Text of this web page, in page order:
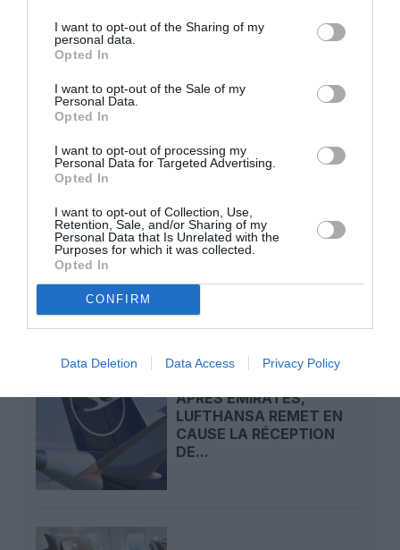
I want to opt-out of the Sharing of my
personal data.
Opted In
I want to opt-out of the Sale of my
Personal Data.
Opted In
I want to opt-out of processing my
Personal Data for Targeted Advertising.
Opted In
I want to opt-out of Collection, Use,
Retention, Sale, and/or Sharing of my
Personal Data that Is Unrelated with the
Purposes for which it was collected.
Opted In
CONFIRM
Data Deletion Data Access Privacy Policy
SERGE13a commenté l'article :
Flynas ouvre une ligne directe entre Médine et
Yahman971
a commenté l'article :
Le ciel n’a jamais été aussi chargé : record de 153 359
vols commerciaux le 23 juillet 2026
duty-free hors taxes lufthansa
APRÈS EMIRATES,
LUFTHANSA REMET EN
CAUSE LA RÉCEPTION
DE...